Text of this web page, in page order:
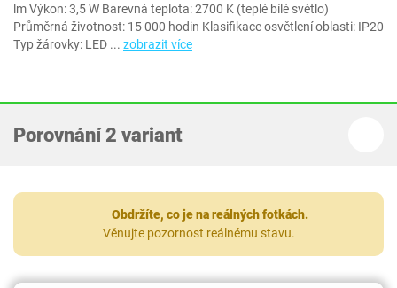
lm Výkon: 3,5 W Barevná teplota: 2700 K (teplé bílé světlo)
Průměrná životnost: 15 000 hodin Klasifikace osvětlení oblasti: IP20
Typ žárovky: LED ... zobrazit více
Porovnání 2 variant
Obdržíte, co je na reálných fotkách.
Věnujte pozornost reálnému stavu.